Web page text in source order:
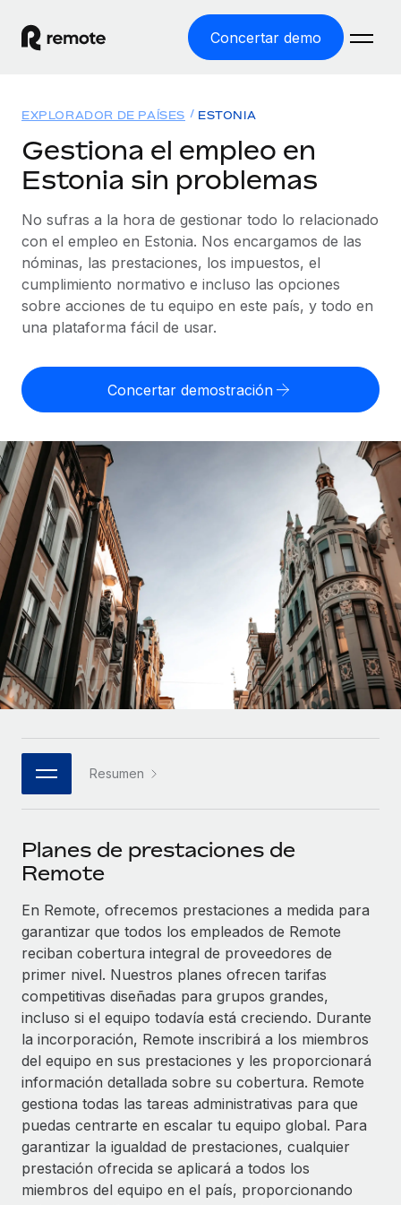
Concertar demo
EMPLEO GLOBAL
Nómina global
Gestiona las nóminas de forma sencilla y conforme a la
legalidad.
Employer of Record
Expándete en todo el mundo sin gastar en entidades.
cumpliendo la normativa.
Integra y gestiona a autónomos globalmente.
PEO
Externaliza tareas laborales complejas.
INFRAESTRUCTURA
Conexión Remote
Integra los RR. HH. en tus flujos de trabajo sin
complicaciones.
Plataforma
Funciones esenciales de RR. HH. integradas para tu
Conectar
Conecta cualquier herramienta de IA con Remote
Optimiza los procesos con herramientas empresariales
esenciales.
SERVICIOS
Pregunta a un experto
Obtén ayuda de gente experta en RR. HH. globales
y cumplimiento normativo.
Comprobaciones de antecedentes
Simplifica los procesos de cribado de candidatos.
Cumplimiento normativo
Adelántate a los riesgos de cumplimiento
normativo.
Gestión de dispositivos
Soluciones
COBERTURA MUNDIAL
Explorador de países
Consulta el soporte del empleo global según el país.
Explorador estatal de EE. UU.
Simplifica la contratación en todos los estados de EE.
Comparador de Remote
Compáranos con otras empresas.
ETAPAS DE CRECIMIENTO
Startups
Soluciones ágiles de RR. HH. globales y nóminas para
empresas en crecimiento.
Mediana empresa
Amplía tu equipo con soluciones de RR. HH.
personalizadas.
Empresa
RR. HH. globales para grandes empresas.
ASOCIARSE
Socios tecnológicos estratégicos
Integra la gestión de los RR. HH. globales en tu
Asociarse
Descubre oportunidades de colaborar con nosotros.
Remote Build Próximamente
Consultoría de integraciones y automatización con IA.
CASOS PRÁCTICOS
Recursos
HERRAMIENTAS Y CALCULADORAS
Calculadora del riesgo de clasificación errónea
Consulta el riesgo de clasificación errónea por país.
cualquier país.
Descubre opciones de divisas y tiempos de pago para
autónomos globales.
APRENDIZAJE CON REMOTE
Guías y recursos
Casos prácticos
Glosario de RR. HH.
Listas de verificación y plantillas
Biblioteca de descripciones de puestos
Webinarios
Información sobre salarios y talento
Obtén ayuda
Consulta todos los recursos
Nómina global
EOR y PEO
Contractor Management
Impuestos
Precios
English
Nederlands
Français
Deutsch
Español
Italiano
Português (Portugal)
日本語
한국어
中文（简体）
EXPLORADOR DE PAÍSES ESTONIA
Gestiona el empleo en
Estonia sin problemas
No sufras a la hora de gestionar todo lo relacionado
con el empleo en Estonia. Nos encargamos de las
nóminas, las prestaciones, los impuestos, el
cumplimiento normativo e incluso las opciones
sobre acciones de tu equipo en este país, y todo en
una plataforma fácil de usar.
Concertar demostración
Resumen
Planes de prestaciones de
Remote
En Remote, ofrecemos prestaciones a medida para
garantizar que todos los empleados de Remote
reciban cobertura integral de proveedores de
primer nivel. Nuestros planes ofrecen tarifas
competitivas diseñadas para grupos grandes,
incluso si el equipo todavía está creciendo. Durante
la incorporación, Remote inscribirá a los miembros
del equipo en sus prestaciones y les proporcionará
información detallada sobre su cobertura. Remote
gestiona todas las tareas administrativas para que
puedas centrarte en escalar tu equipo global. Para
garantizar la igualdad de prestaciones, cualquier
prestación ofrecida se aplicará a todos los
miembros del equipo en el país, proporcionando